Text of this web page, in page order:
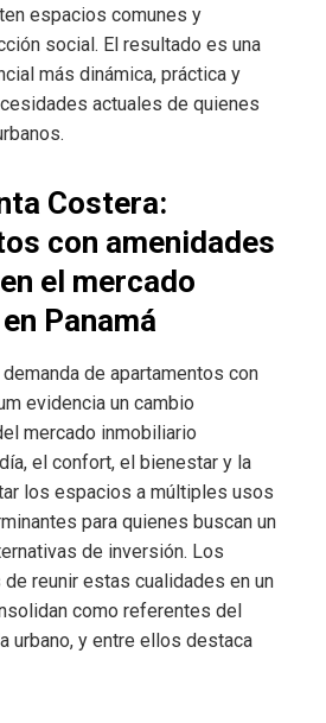
espacios comunes y
social. El resultado es una
más dinámica, práctica y
actuales de quienes
Costera:
con amenidades
el mercado
Panamá
de apartamentos con
evidencia un cambio
mercado inmobiliario
el confort, el bienestar y la
los espacios a múltiples usos
para quienes buscan un
de inversión. Los
reunir estas cualidades en un
como referentes del
urbano, y entre ellos destaca